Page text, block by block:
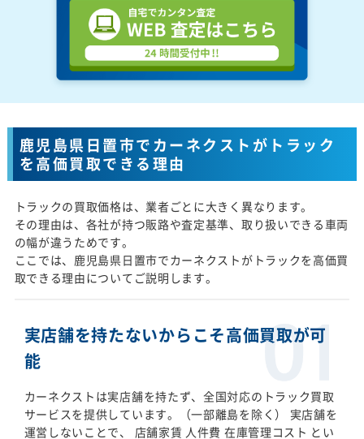
鹿児島県日置市でカーネクストがトラック
を高価買取できる理由
トラックの買取価格は、業者ごとに大きく異なります。
その理由は、各社が持つ販路や査定基準、取り扱いできる車両
の幅が違うためです。
ここでは、鹿児島県日置市でカーネクストがトラックを高価買
取できる理由についてご説明します。
実店舗を持たないからこそ高価買取が可
能
カーネクストは実店舗を持たず、全国対応のトラック買取
サービスを提供しています。（一部離島を除く） 実店舗を
運営しないことで、 店舗家賃 人件費 在庫管理コスト とい